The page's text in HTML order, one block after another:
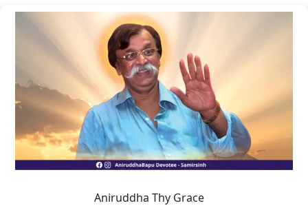
Aniruddha Thy Grace